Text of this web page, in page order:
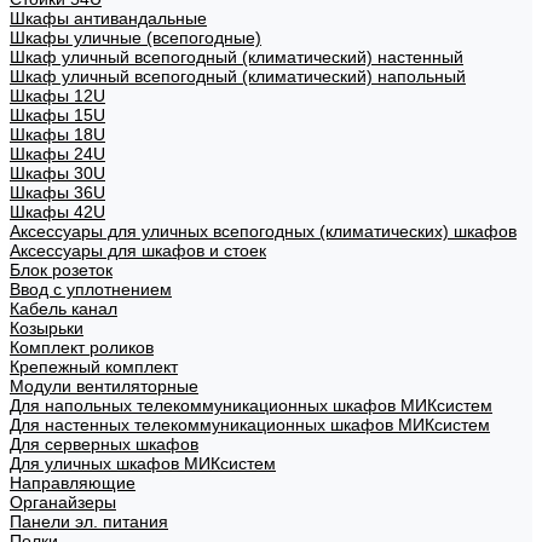
Шкафы антивандальные
Шкафы уличные (всепогодные)
Шкаф уличный всепогодный (климатический) настенный
Шкаф уличный всепогодный (климатический) напольный
Шкафы 12U
Шкафы 15U
Шкафы 18U
Шкафы 24U
Шкафы 30U
Шкафы 36U
Шкафы 42U
Аксессуары для уличных всепогодных (климатических) шкафов
Аксессуары для шкафов и стоек
Блок розеток
Ввод с уплотнением
Кабель канал
Козырьки
Комплект роликов
Крепежный комплект
Модули вентиляторные
Для напольных телекоммуникационных шкафов МИКсистем
Для настенных телекоммуникационных шкафов МИКсистем
Для серверных шкафов
Для уличных шкафов МИКсистем
Направляющие
Органайзеры
Панели эл. питания